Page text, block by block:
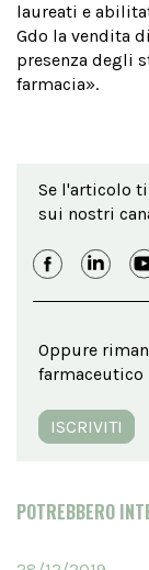
laureati e
Gdo la vendita
presenza degli
farmacia».
Se l'articolo
sui nostri
Oppure
farmaceutico
ISCRIVITI
POTREBBERO